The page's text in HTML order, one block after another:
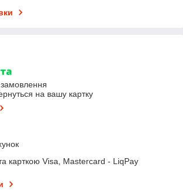
на вашу картку
карткою Visa, Mastercard - LiqPay